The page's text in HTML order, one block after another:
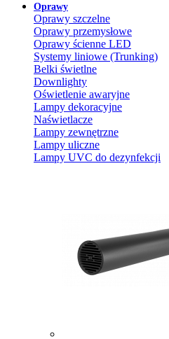
Oprawy
Oprawy szczelne
Oprawy przemysłowe
Oprawy ścienne LED
Systemy liniowe (Trunking)
Belki świetlne
Downlighty
Oświetlenie awaryjne
Lampy dekoracyjne
Naświetlacze
Lampy zewnętrzne
Lampy uliczne
Lampy UVC do dezynfekcji